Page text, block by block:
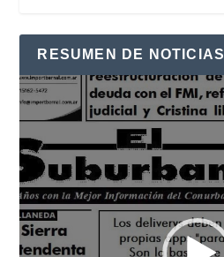
RESUMEN DE NOTICIAS
Reproductor
de
vídeo